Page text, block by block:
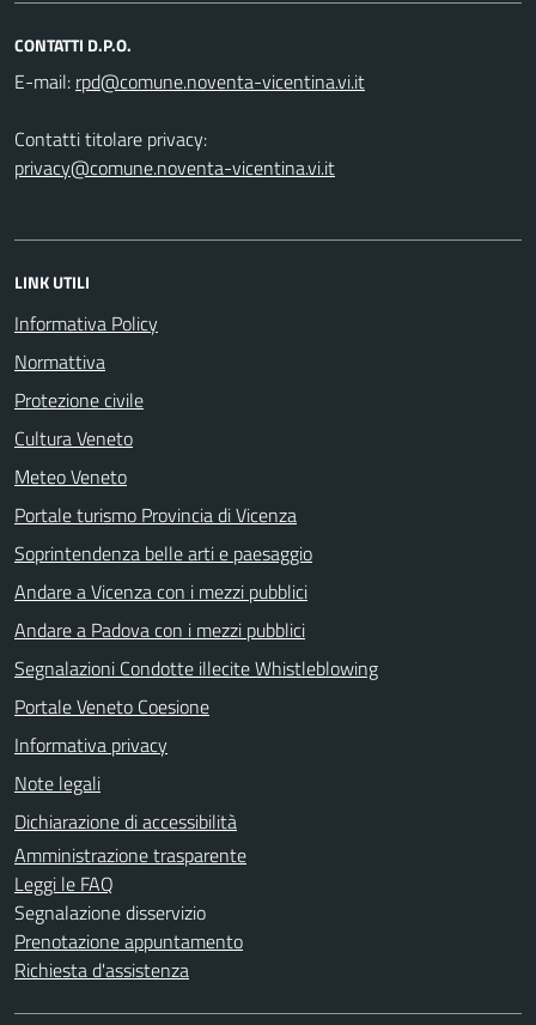
CONTATTI D.P.O.
E-mail:
Contatti titolare privacy:
privacy@comune.noventa-vicentina.vi.it
LINK UTILI
Informativa Policy
Normattiva
Protezione civile
Cultura Veneto
Meteo Veneto
Portale turismo Provincia di Vicenza
Soprintendenza belle arti e paesaggio
Andare a Vicenza con i mezzi pubblici
Andare a Padova con i mezzi pubblici
Segnalazioni Condotte illecite Whistleblowing
Portale Veneto Coesione
Informativa privacy
Note legali
Dichiarazione di accessibilità
Amministrazione trasparente
Leggi le FAQ
Segnalazione disservizio
Prenotazione appuntamento
Richiesta d'assistenza